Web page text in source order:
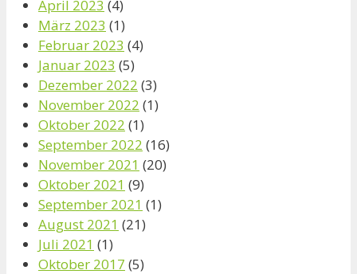
April 2023 (4)
März 2023 (1)
Februar 2023 (4)
Januar 2023 (5)
Dezember 2022 (3)
November 2022 (1)
Oktober 2022 (1)
September 2022 (16)
November 2021 (20)
Oktober 2021 (9)
September 2021 (1)
August 2021 (21)
Juli 2021 (1)
Oktober 2017 (5)